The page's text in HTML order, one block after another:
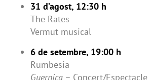
31 d’agost, 12:30 h
The Rates
Vermut musical
6 de setembre, 19:00 h
Rumbesia
Guernica – Concert/Espectacle